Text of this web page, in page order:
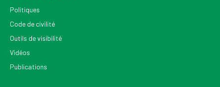
Politiques
Code de civilité
Outils de visibilité
Vidéos
Publications